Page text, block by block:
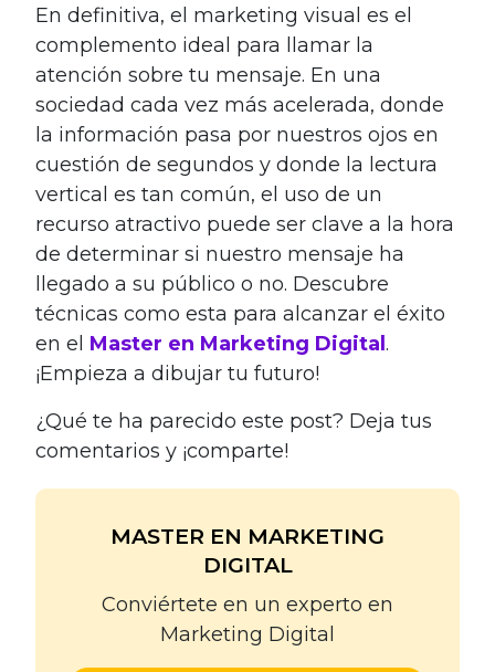
En definitiva, el marketing visual es el
complemento ideal para llamar la
atención sobre tu mensaje. En una
sociedad cada vez más acelerada, donde
la información pasa por nuestros ojos en
cuestión de segundos y donde la lectura
vertical es tan común, el uso de un
recurso atractivo puede ser clave a la hora
de determinar si nuestro mensaje ha
llegado a su público o no. Descubre
técnicas como esta para alcanzar el éxito
en el Master en Marketing Digital .
¡Empieza a dibujar tu futuro!
¿Qué te ha parecido este post? Deja tus
comentarios y ¡comparte!
MASTER EN MARKETING
DIGITAL
Conviértete en un experto en
Marketing Digital